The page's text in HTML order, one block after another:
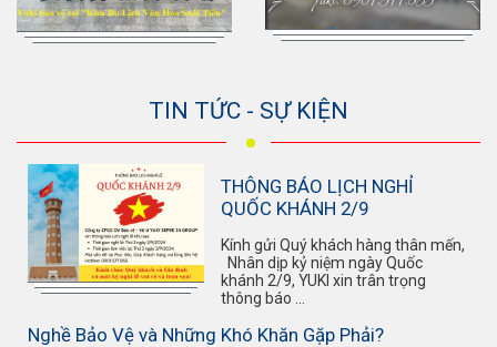
TIN TỨC - SỰ KIỆN
THÔNG BÁO LỊCH NGHỈ
QUỐC KHÁNH 2/9
Kính gửi Quý khách hàng thân mến,
Nhân dịp kỷ niệm ngày Quốc
khánh 2/9, YUKI xin trân trọng
thông báo ...
Nghề Bảo Vệ và Những Khó Khăn Gặp Phải?